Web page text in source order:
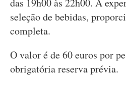
das 19h00 às 22h00. A
seleção de bebidas,
completa.
O valor é de 60 euros por
obrigatória reserva prévia.